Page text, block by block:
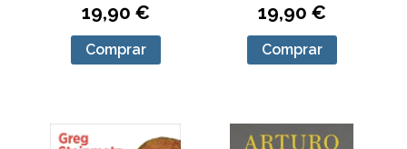
19,90 €
Comprar
19,90 €
Comprar